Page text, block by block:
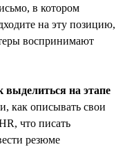
в котором
на эту позицию,
воспринимают
выделиться на этапе
как описывать свои
что писать
резюме